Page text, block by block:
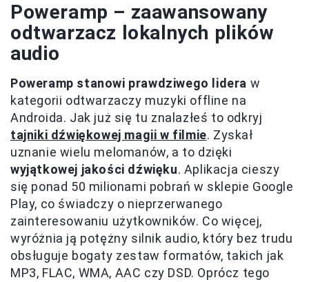
Poweramp – zaawansowany
odtwarzacz lokalnych plików
audio
Poweramp stanowi prawdziwego lidera w
kategorii odtwarzaczy muzyki offline na
Androida. Jak już się tu znalazłeś to odkryj
tajniki dźwiękowej magii w filmie. Zyskał
uznanie wielu melomanów, a to dzięki
wyjątkowej jakości dźwięku. Aplikacja cieszy
się ponad 50 milionami pobrań w sklepie Google
Play, co świadczy o nieprzerwanego
zainteresowaniu użytkowników. Co więcej,
wyróżnia ją potężny silnik audio, który bez trudu
obsługuje bogaty zestaw formatów, takich jak
MP3, FLAC, WMA, AAC czy DSD. Oprócz tego